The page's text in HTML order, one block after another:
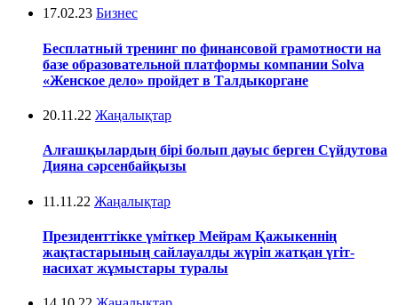
17.02.23 Бизнес
Бесплатный тренинг по финансовой грамотности на
базе образовательной платформы компании Solva
«Женское дело» пройдет в Талдыкоргане
20.11.22 Жаңалықтар
Алғашқылардың бірі болып дауыс берген Сүйдутова
Дияна сәрсенбайқызы
11.11.22 Жаңалықтар
Президенттікке үміткер Мейрам Қажыкеннің
жақтастарының сайлауалды жүріп жатқан үгіт-
насихат жұмыстары туралы